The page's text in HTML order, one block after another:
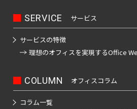
SERVICE サービス
サービスの特徴
理想のオフィスを実現するOffice
COLUMN オフィスコラム
コラム一覧